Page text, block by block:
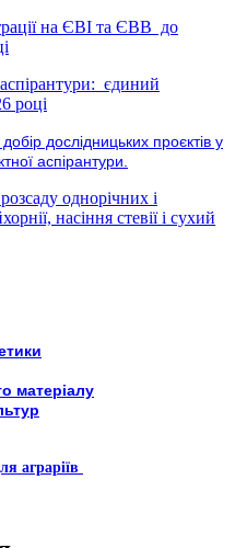
на ЄВІ та ЄВВ до
єдиний
році
дослідницьких проєктів у
аспірантури.
однорічних і
насіння стевії і сухий
матеріалу
аграріїв